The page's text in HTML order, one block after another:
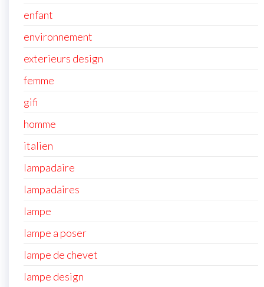
enfant
environnement
exterieurs design
femme
gifi
homme
italien
lampadaire
lampadaires
lampe
lampe a poser
lampe de chevet
lampe design